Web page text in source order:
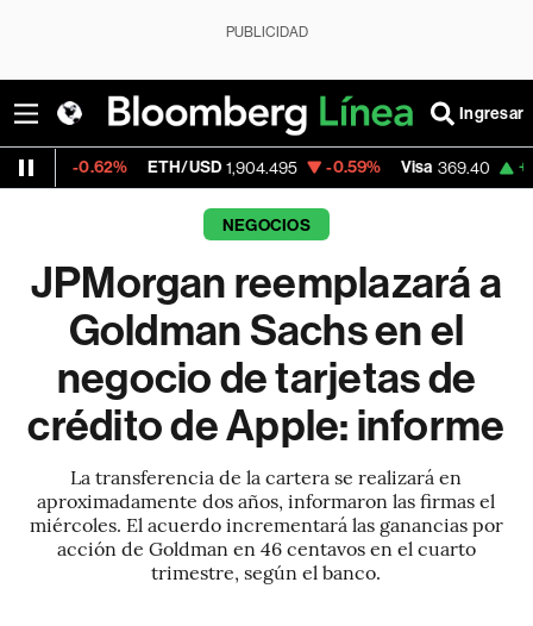
PUBLICIDAD
Ingresar
ETH/USD 1,904.495 -0.59% Visa 369.40 +0.23%
NEGOCIOS
JPMorgan reemplazará a
Goldman Sachs en el
negocio de tarjetas de
crédito de Apple: informe
La transferencia de la cartera se realizará en
aproximadamente dos años, informaron las firmas el
miércoles. El acuerdo incrementará las ganancias por
acción de Goldman en 46 centavos en el cuarto
trimestre, según el banco.